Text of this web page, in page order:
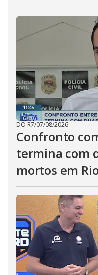
DO R7/07/08/2026
Confronto
termina com
mortos em